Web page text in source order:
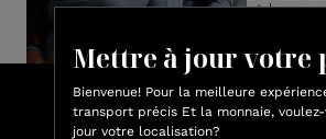
Mettre à jour votre
Bienvenue! Pour la meilleure
transport précis Et la monnaie,
jour votre localisation?
styles pour
de
Faites vos achats et